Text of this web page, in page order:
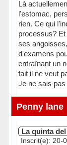
Là
l'estomac,
rien. Ce qui
processus?
ses
d'examens
entraînant un
fait il ne veut
Je ne sais
Hors ligne
Penny lane
La quinta
Inscrit(e): 20-